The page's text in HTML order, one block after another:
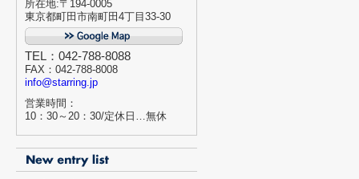
所在地:〒194-0005
東京都町田市南町田4丁目33-30
TEL：042-788-8088
FAX：042-788-8008
info@starring.jp
営業時間：
10：30～20：30/定休日…無休